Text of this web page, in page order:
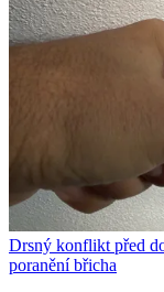
Drsný konflikt před
poranění břicha